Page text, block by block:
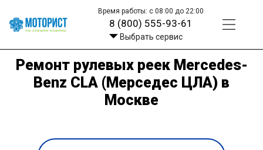
Время работы: с 08:00 до 22:00
8 (800) 555-93-61
Выбрать сервис
Ремонт рулевых реек Mercedes-
Benz CLA (Мерседес ЦЛА) в
Москве